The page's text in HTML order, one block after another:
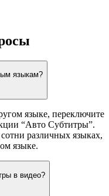
языкам?
языке, переключите
“Авто Субтитры”.
различных языках,
языке.
в видео?